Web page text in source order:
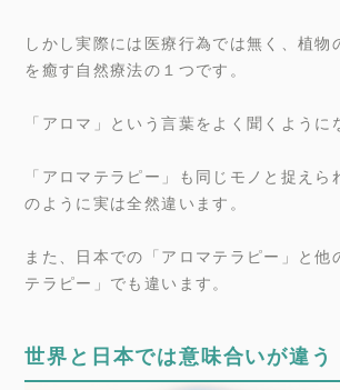
しかし実際には医療行為では無く、植物
を癒す自然療法の１つです。
「アロマ」という言葉をよく聞くように
「アロマテラピー」も同じモノと捉えら
のように実は全然違います。
また、日本での「アロマテラピー」と他
テラピー」でも違います。
世界と日本では意味合いが違う